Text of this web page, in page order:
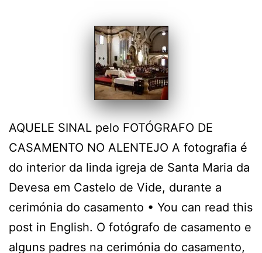
AQUELE SINAL pelo FOTÓGRAFO DE
CASAMENTO NO ALENTEJO A fotografia é
do interior da linda igreja de Santa Maria da
Devesa em Castelo de Vide, durante a
cerimónia do casamento • You can read this
post in English. O fotógrafo de casamento e
alguns padres na cerimónia do casamento,